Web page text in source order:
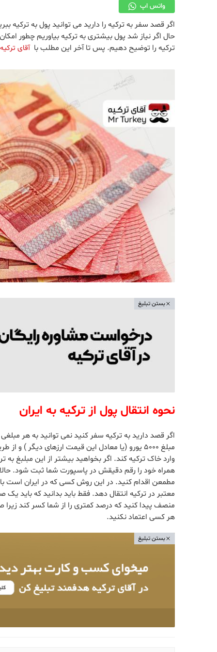
واتس اپ
اگر قصد سفر به ترکیه را دارید می توانید پول به ترکیه
حال اگر نیاز شد پول بیشتری به ترکیه بیاوریم چطور
ترکیه را توضیح دهیم. پس تا آخر این مطلب با آقای ترکیه
بستن تبلیغ
نحوه انتقال پول از ترکیه به ایران
اگر قصد دارید به ترکیه سفر کنید نمی توانید به هر
وارد خاک ترکیه کند. اگر بخواهید بیشتر از این مبلبغ به
همراه خود را رقم دقیقش در پاسپورت شما ثبت شود. حالا
مطمعن اقدام کنید. در این روش کسی که در ایران است
معتبر در ترکیه انتقال دهد. فقط باید بدانید که باید
منصف پیدا کنید که درصد کمتری را از شما کسر کند
هر کسی اعتماد نکنید.
بستن تبلیغ